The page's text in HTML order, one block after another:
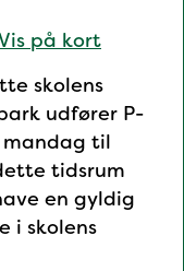
på kort
skolens
udfører P-
mandag til
tidsrum
en gyldig
i skolens